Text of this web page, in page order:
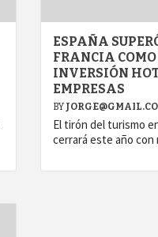
ESPAÑA
FRANCIA
INVERSIÓN
EMPRESAS
BY
El tirón del turismo
cerrará este año con